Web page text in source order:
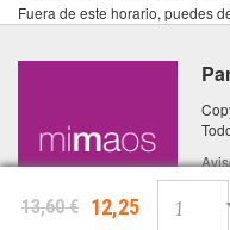
13,60 € 12,25
Fuera de este horario, puedes
de